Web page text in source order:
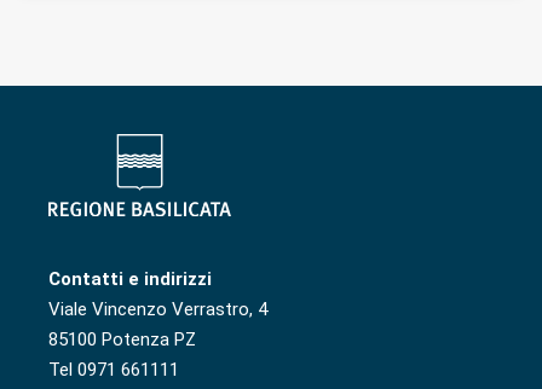
Contatti e indirizzi
Viale Vincenzo Verrastro, 4
85100 Potenza PZ
Tel 0971 661111